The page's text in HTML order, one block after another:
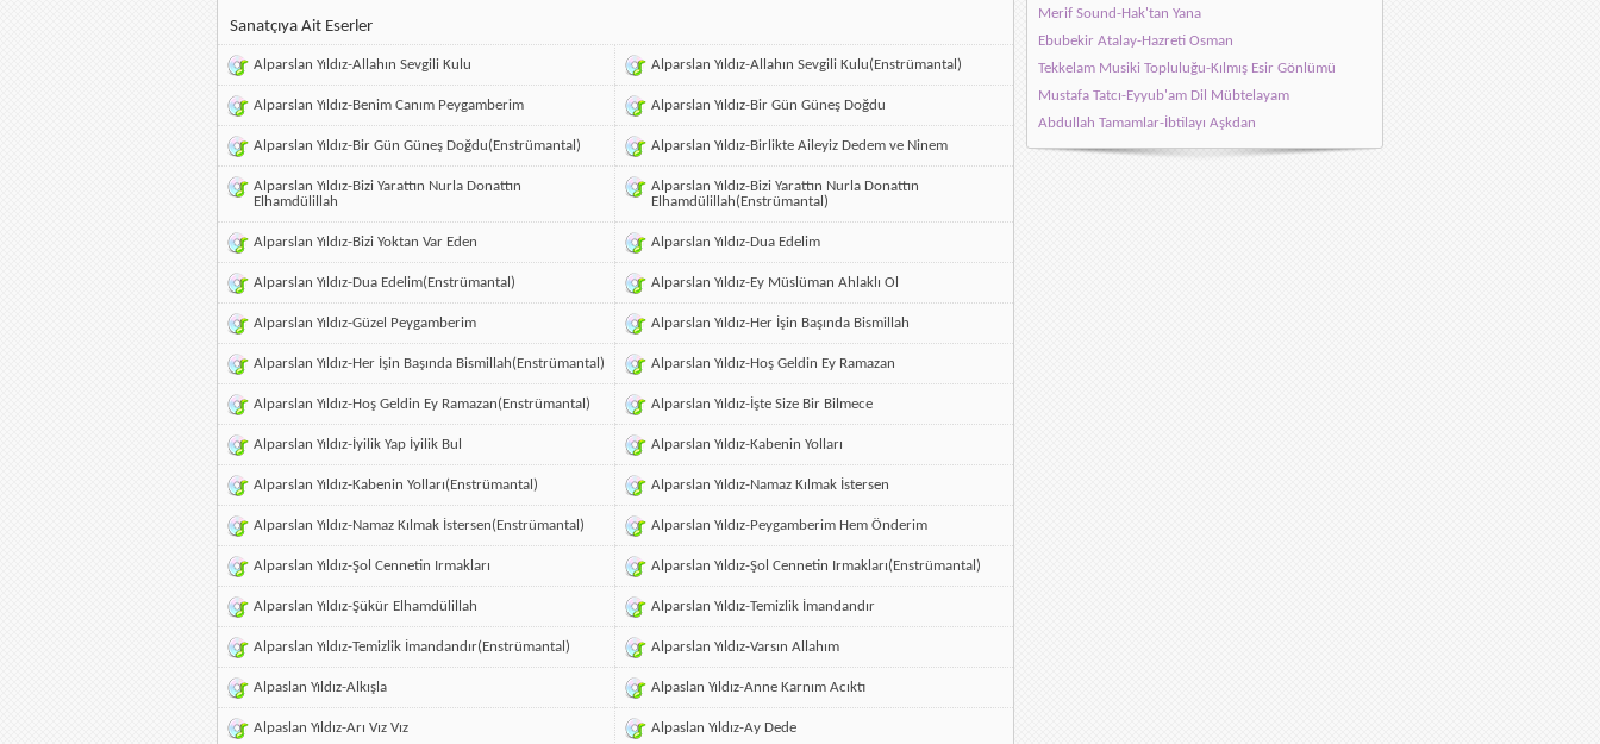
Sanatçıya Ait Eserler
Alparslan Yıldız-Allahın Sevgili Kulu Alparslan Yıldız-Allahın Sevgili Kulu(Enstrümantal)
Alparslan Yıldız-Benim Canım Peygamberim Alparslan Yıldız-Bir Gün Güneş Doğdu
Alparslan Yıldız-Bir Gün Güneş Doğdu(Enstrümantal) Alparslan Yıldız-Birlikte Aileyiz Dedem ve Ninem
Alparslan Yıldız-Bizi Yarattın Nurla Donattın
Elhamdülillah
Alparslan Yıldız-Bizi Yarattın Nurla Donattın
Elhamdülillah(Enstrümantal)
Alparslan Yıldız-Bizi Yoktan Var Eden Alparslan Yıldız-Dua Edelim
Alparslan Yıldız-Dua Edelim(Enstrümantal) Alparslan Yıldız-Ey Müslüman Ahlaklı Ol
Alparslan Yıldız-Güzel Peygamberim Alparslan Yıldız-Her İşin Başında Bismillah
Alparslan Yıldız-Her İşin Başında Bismillah(Enstrümantal) Alparslan Yıldız-Hoş Geldin Ey Ramazan
Alparslan Yıldız-Hoş Geldin Ey Ramazan(Enstrümantal) Alparslan Yıldız-İşte Size Bir Bilmece
Alparslan Yıldız-İyilik Yap İyilik Bul Alparslan Yıldız-Kabenin Yolları
Alparslan Yıldız-Kabenin Yolları(Enstrümantal) Alparslan Yıldız-Namaz Kılmak İstersen
Alparslan Yıldız-Namaz Kılmak İstersen(Enstrümantal) Alparslan Yıldız-Peygamberim Hem Önderim
Alparslan Yıldız-Şol Cennetin Irmakları Alparslan Yıldız-Şol Cennetin Irmakları(Enstrümantal)
Alparslan Yıldız-Şükür Elhamdülillah Alparslan Yıldız-Temizlik İmandandır
Alparslan Yıldız-Temizlik İmandandır(Enstrümantal) Alparslan Yıldız-Varsın Allahım
Alpaslan Yıldız-Alkışla Alpaslan Yıldız-Anne Karnım Acıktı
Alpaslan Yıldız-Arı Vız Vız Alpaslan Yıldız-Ay Dede
Merif Sound-Hak'tan Yana
Ebubekir Atalay-Hazreti Osman
Tekkelam Musiki Topluluğu-Kılmış Esir Gönlümü
Mustafa Tatcı-Eyyub'am Dil Mübtelayam
Abdullah Tamamlar-İbtilayı Aşkdan